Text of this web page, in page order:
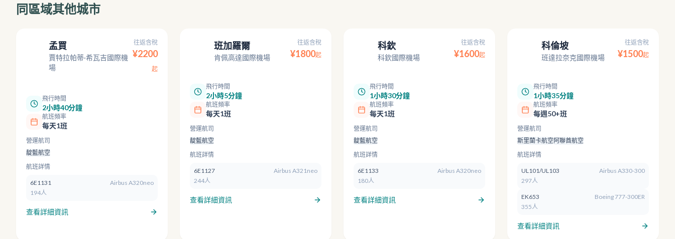
同區域其他城市
孟買
賈特拉帕蒂·希瓦吉國際機
場
往返含稅
¥2200
起
飛行時間
2小時40分鐘
航班頻率
每天1班
營運航司
靛藍航空
航班詳情
6E1131
Airbus A320neo
194人
查看詳細資訊
班加羅爾
肯佩高達國際機場
往返含稅
¥1800起
飛行時間
2小時5分鐘
航班頻率
每天1班
營運航司
靛藍航空
航班詳情
6E1127
Airbus A321neo
244人
查看詳細資訊
科欽
科欽國際機場
往返含稅
¥1600起
飛行時間
1小時30分鐘
航班頻率
每天1班
營運航司
靛藍航空
航班詳情
6E1133
Airbus A320neo
180人
查看詳細資訊
科倫坡
班達拉奈克國際機場
往返含稅
¥1500起
飛行時間
1小時35分鐘
航班頻率
每週50+班
營運航司
斯里蘭卡航空阿聯酋航空
航班詳情
UL101/UL103
Airbus A330-300
297人
EK653
Boeing 777-300ER
355人
查看詳細資訊